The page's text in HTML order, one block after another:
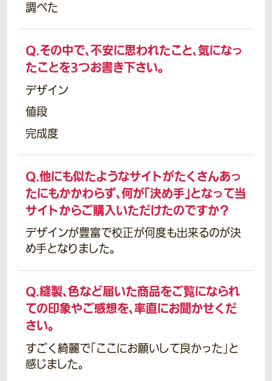
調べた
Q.その中で、不安に思われたこと、気になっ
たことを3つお書き下さい。
デザイン
値段
完成度
Q.他にも似たようなサイトがたくさんあっ
たにもかかわらず、何が「決め手」となって当
サイトからご購入いただけたのですか？
デザインが豊富で校正が何度も出来るのが決
め手となりました。
Q.縫製、色など届いた商品をご覧になられ
ての印象やご感想を、率直にお聞かせくだ
さい。
すごく綺麗で「ここにお願いして良かった」と
感じました。